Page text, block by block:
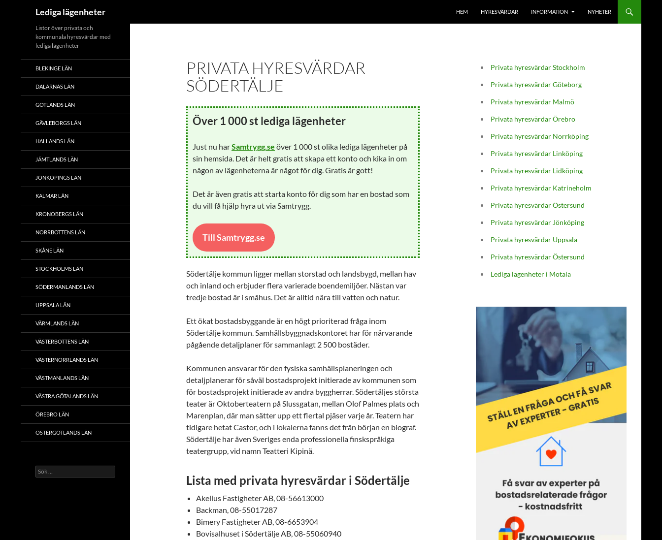
Lediga lägenheter HEM HYRESVÄRDAR INFORMATION NYHETER
PRIVATA HYRESVÄRDAR
SÖDERTÄLJE
Över 1 000 st lediga lägenheter
Just nu harSamtrygg.se över 1 000 st olika lediga lägenheter på
sin hemsida. Det är helt gratis att skapa ett konto och kika in om
någon av lägenheterna är något för dig. Gratis är gott!
Det är även gratis att starta konto för dig som har en bostad som
du vill få hjälp hyra ut via Samtrygg.
Till Samtrygg.se
Södertälje kommun ligger mellan storstad och landsbygd, mellan hav
och inland och erbjuder flera varierade boendemiljöer. Nästan var
tredje bostad är i småhus. Det är alltid nära till vatten och natur.
Ett ökat bostadsbyggande är en högt prioriterad fråga inom
Södertälje kommun. Samhällsbyggnadskontoret har för närvarande
pågående detaljplaner för sammanlagt 2 500 bostäder.
Kommunen ansvarar för den fysiska samhällsplaneringen och
detaljplanerar för såväl bostadsprojekt initierade av kommunen som
för bostadsprojekt initierade av andra byggherrar. Södertäljes största
teater är Oktoberteatern på Slussgatan, mellan Olof Palmes plats och
Marenplan, där man sätter upp ett flertal pjäser varje år. Teatern har
tidigare hetat Castor, och i lokalerna fanns det från början en biograf.
Södertälje har även Sveriges enda professionella finskspråkiga
teatergrupp, vid namn Teatteri Kipinä.
Lista med privata hyresvärdar i Södertälje
Akelius Fastigheter AB, 08-56613000
Backman, 08-55017287
Bimery Fastigheter AB, 08-6653904
Bovisalhuset i Södertälje AB, 08-55060940
Privata hyresvärdar Stockholm
Privata hyresvärdar Göteborg
Privata hyresvärdar Malmö
Privata hyresvärdar Örebro
Privata hyresvärdar Norrköping
Privata hyresvärdar Linköping
Privata hyresvärdar Lidköping
Privata hyresvärdar Katrineholm
Privata hyresvärdar Östersund
Privata hyresvärdar Jönköping
Privata hyresvärdar Uppsala
Privata hyresvärdar Östersund
Lediga lägenheter i Motala
Listor över privata och
kommunala hyresvärdar med
lediga lägenheter
BLEKINGE LÄN
DALARNAS LÄN
GOTLANDS LÄN
GÄVLEBORGS LÄN
HALLANDS LÄN
JÄMTLANDS LÄN
JÖNKÖPINGS LÄN
KALMAR LÄN
KRONOBERGS LÄN
NORRBOTTENS LÄN
SKÅNE LÄN
STOCKHOLMS LÄN
SÖDERMANLANDS LÄN
UPPSALA LÄN
VÄRMLANDS LÄN
VÄSTERBOTTENS LÄN
VÄSTERNORRLANDS LÄN
VÄSTMANLANDS LÄN
VÄSTRA GÖTALANDS LÄN
ÖREBRO LÄN
ÖSTERGÖTLANDS LÄN
Sök
efter: